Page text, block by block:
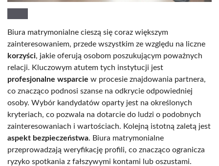
Biura matrymonialne cieszą się coraz większym
zainteresowaniem, przede wszystkim ze względu na liczne
korzyści, jakie oferują osobom poszukującym poważnych
relacji. Kluczowym atutem tych instytucji jest
profesjonalne wsparcie w procesie znajdowania partnera,
co znacząco podnosi szanse na odkrycie odpowiedniej
osoby. Wybór kandydatów oparty jest na określonych
kryteriach, co pozwala na dotarcie do ludzi o podobnych
zainteresowaniach i wartościach. Kolejną istotną zaletą jest
aspekt bezpieczeństwa. Biura matrymonialne
przeprowadzają weryfikację profili, co znacząco ogranicza
ryzyko spotkania z fałszywymi kontami lub oszustami.